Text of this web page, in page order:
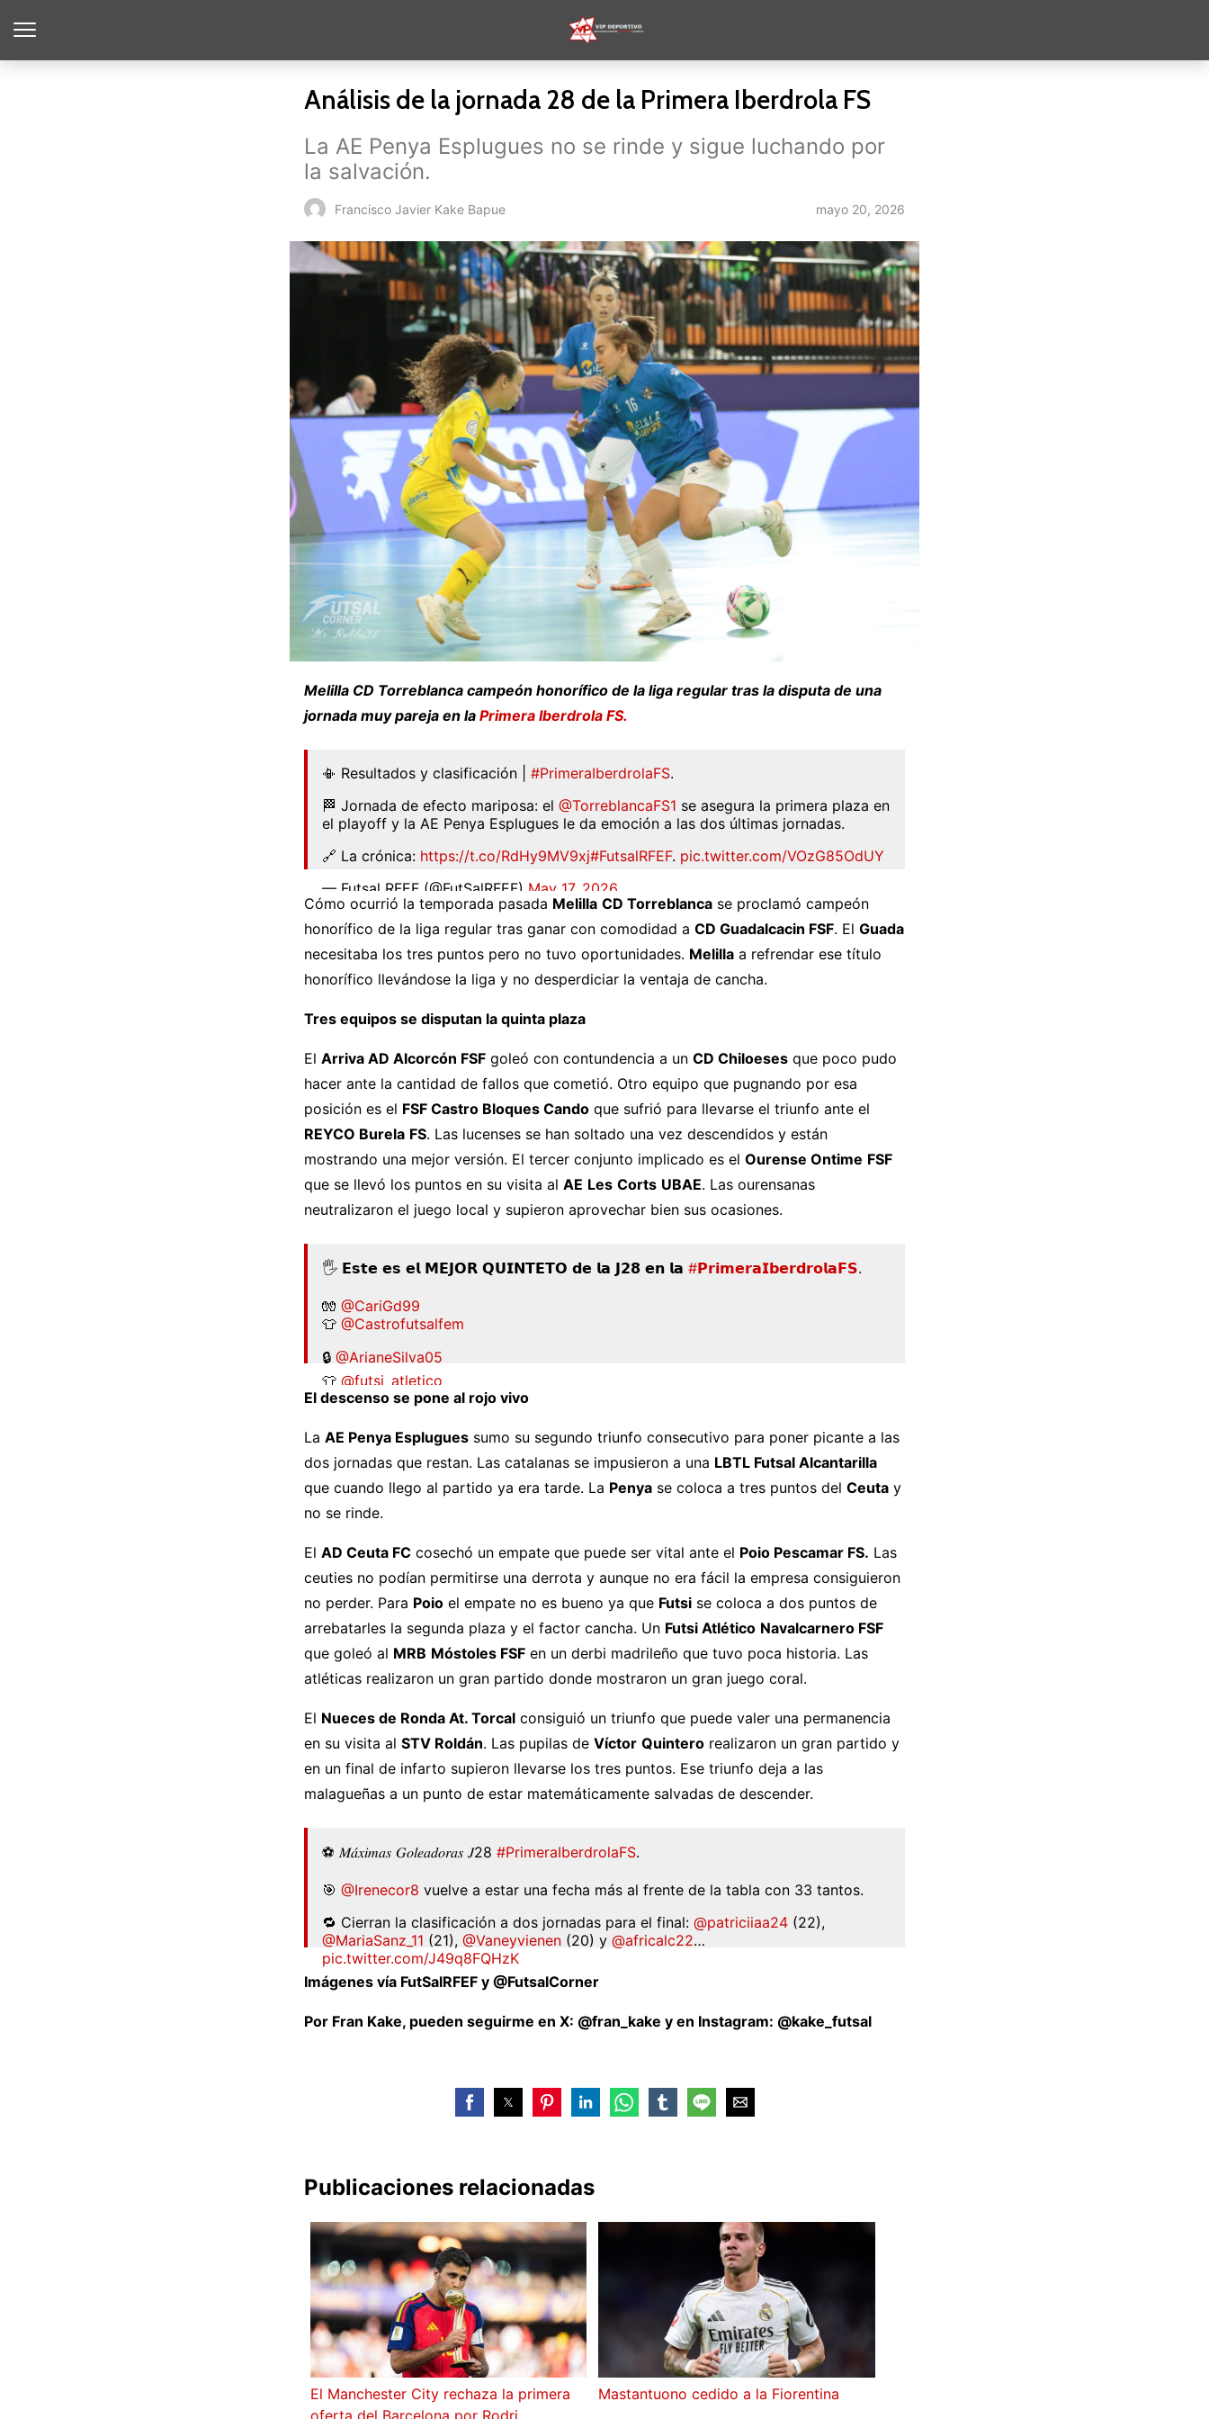
Análisis de la jornada 28 de la Primera Iberdrola FS
La AE Penya Esplugues no se rinde y sigue luchando por
la salvación.
Francisco Javier Kake Bapue mayo 20, 2026
Melilla CD Torreblanca campeón honorífico de la liga regular tras la disputa de una
jornada muy pareja en la Primera Iberdrola FS.
📳 Resultados y clasificación | #PrimeraIberdrolaFS.
🏁 Jornada de efecto mariposa: el @TorreblancaFS1 se asegura la primera plaza en
el playoff y la AE Penya Esplugues le da emoción a las dos últimas jornadas.
🔗 La crónica: https://t.co/RdHy9MV9xj#FutsalRFEF. pic.twitter.com/VOzG85OdUY
— Futsal RFEF (@FutSalRFEF) May 17, 2026
Cómo ocurrió la temporada pasada Melilla CD Torreblanca se proclamó campeón
honorífico de la liga regular tras ganar con comodidad a CD Guadalcacin FSF. El Guada
necesitaba los tres puntos pero no tuvo oportunidades. Melilla a refrendar ese título
honorífico llevándose la liga y no desperdiciar la ventaja de cancha.
Tres equipos se disputan la quinta plaza
El Arriva AD Alcorcón FSF goleó con contundencia a un CD Chiloeses que poco pudo
hacer ante la cantidad de fallos que cometió. Otro equipo que pugnando por esa
posición es el FSF Castro Bloques Cando que sufrió para llevarse el triunfo ante el
REYCO Burela FS. Las lucenses se han soltado una vez descendidos y están
mostrando una mejor versión. El tercer conjunto implicado es el Ourense Ontime FSF
que se llevó los puntos en su visita al AE Les Corts UBAE. Las ourensanas
neutralizaron el juego local y supieron aprovechar bien sus ocasiones.
🖐️ 𝗘𝘀𝘁𝗲 𝗲𝘀 𝗲𝗹 𝗠𝗘𝗝𝗢𝗥 𝗤𝗨𝗜𝗡𝗧𝗘𝗧𝗢 𝗱𝗲 𝗹𝗮 𝗝𝟮𝟴 𝗲𝗻 𝗹𝗮 #𝗣𝗿𝗶𝗺𝗲𝗿𝗮𝗜𝗯𝗲𝗿𝗱𝗿𝗼𝗹𝗮𝗙𝗦.
🧤 @CariGd99
👕 @Castrofutsalfem
🔒 @ArianeSilva05
👕 @futsi_atletico
👕@OUontimeFSF
🪽@africalc22
👕@AtleticoTorcal
🎯 @Vaneyvienen
— Futsal RFEF (@FutSalRFEF)May 19, 2026
El descenso se pone al rojo vivo
La AE Penya Esplugues sumo su segundo triunfo consecutivo para poner picante a las
dos jornadas que restan. Las catalanas se impusieron a una LBTL Futsal Alcantarilla
que cuando llego al partido ya era tarde. La Penya se coloca a tres puntos del Ceuta y
no se rinde.
El AD Ceuta FC cosechó un empate que puede ser vital ante el Poio Pescamar FS. Las
ceuties no podían permitirse una derrota y aunque no era fácil la empresa consiguieron
no perder. Para Poio el empate no es bueno ya que Futsi se coloca a dos puntos de
arrebatarles la segunda plaza y el factor cancha. Un Futsi Atlético Navalcarnero FSF
que goleó al MRB Móstoles FSF en un derbi madrileño que tuvo poca historia. Las
atléticas realizaron un gran partido donde mostraron un gran juego coral.
El Nueces de Ronda At. Torcal consiguió un triunfo que puede valer una permanencia
en su visita al STV Roldán. Las pupilas de Víctor Quintero realizaron un gran partido y
en un final de infarto supieron llevarse los tres puntos. Ese triunfo deja a las
malagueñas a un punto de estar matemáticamente salvadas de descender.
⚽️ 𝑀𝑎́𝑥𝑖𝑚𝑎𝑠 𝐺𝑜𝑙𝑒𝑎𝑑𝑜𝑟𝑎𝑠 𝐽28 #PrimeraIberdrolaFS.
🎯 @Irenecor8 vuelve a estar una fecha más al frente de la tabla con 33 tantos.
🔁 Cierran la clasificación a dos jornadas para el final: @patriciiaa24 (22),
@MariaSanz_11 (21), @Vaneyvienen (20) y @africalc22…
pic.twitter.com/J49q8FQHzK
— Futsal RFEF (@FutSalRFEF)May 18, 2026
Imágenes vía FutSalRFEF y @FutsalCorner
Por Fran Kake, pueden seguirme en X: @fran_kake y en Instagram: @kake_futsal
Publicaciones relacionadas
El Manchester City rechaza la primera
oferta del Barcelona por Rodri
Mastantuono cedido a la Fiorentina